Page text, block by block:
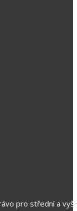
pro střední a